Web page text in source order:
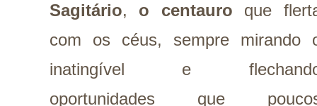
Sagitário, o centauro que
com os céus, sempre mirando
inatingível e
oportunidades que